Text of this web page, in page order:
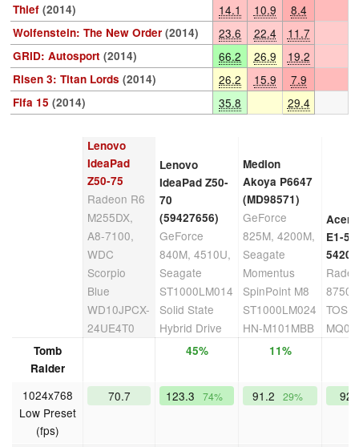
Thief (2014) 14.1 10.9 8.4
Wolfenstein: The New Order (2014) 23.6 22.4 11.7
GRID: Autosport (2014) 66.2 26.9 19.2
Risen 3: Titan Lords (2014) 26.2 15.9 7.9
Fifa 15 (2014) 35.8 29.4
Lenovo
IdeaPad
Z50-75
Radeon R6
M255DX,
A8-7100,
WDC
Scorpio
Blue
WD10JPCX-
24UE4T0
Lenovo
IdeaPad Z50-
70
(59427656)
GeForce
840M, 4510U,
Seagate
ST1000LM014
Solid State
Hybrid Drive
Medion
Akoya P6647
(MD98571)
GeForce
825M, 4200M,
Seagate
Momentus
SpinPoint M8
ST1000LM024
HN-M101MBB
Acer
E1-
Tomb
Raider
45% 11%
1024x768
Low Preset
(fps)
70.7 123.3 74% 91.2 29%